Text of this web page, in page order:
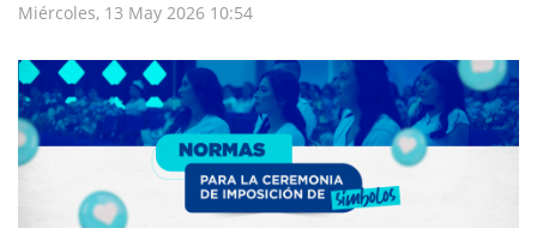
Miércoles, 13 May 2026 10:54